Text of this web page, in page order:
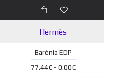
Hermès
Barénia EDP
77.44€ - 0.00€